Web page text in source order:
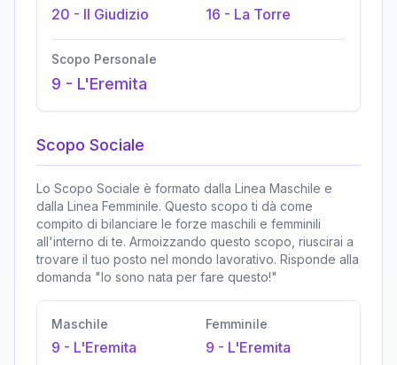
20 - Il Giudizio 16 - La Torre
Scopo Personale
9 - L'Eremita
Scopo Sociale
Lo Scopo Sociale è formato dalla Linea Maschile e
dalla Linea Femminile. Questo scopo ti dà come
compito di bilanciare le forze maschili e femminili
all'interno di te. Armoizzando questo scopo, riuscirai a
trovare il tuo posto nel mondo lavorativo. Risponde alla
domanda "Io sono nata per fare questo!"
Maschile
9 - L'Eremita
Femminile
9 - L'Eremita